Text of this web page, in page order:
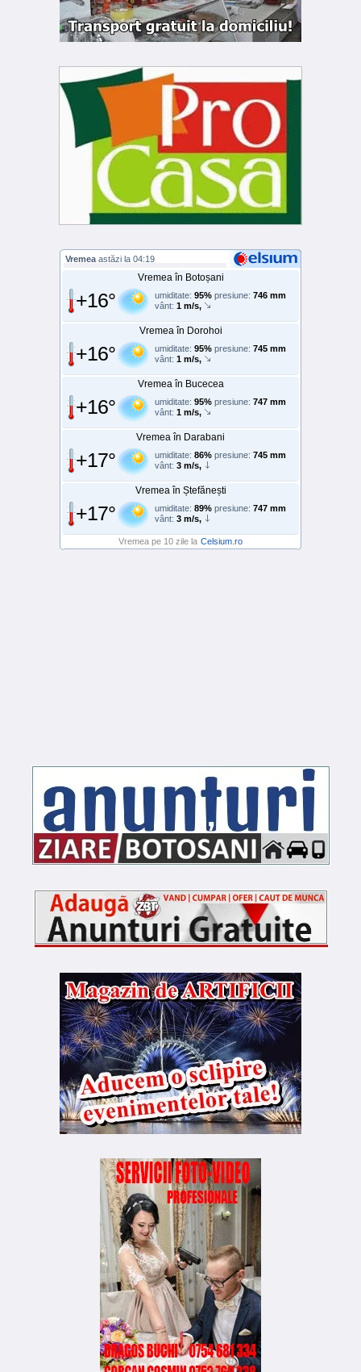
Vremea astăzi la 04:19
Vremea în Botoșani
+16° umiditate: 95% presiune: 746 mm
vânt: 1 m/s,
Vremea în Dorohoi
+16° umiditate: 95% presiune: 745 mm
vânt: 1 m/s,
Vremea în Bucecea
+16° umiditate: 95% presiune: 747 mm
vânt: 1 m/s,
Vremea în Darabani
+17° umiditate: 86% presiune: 745 mm
vânt: 3 m/s,
Vremea în Ștefănești
+17° umiditate: 89% presiune: 747 mm
vânt: 3 m/s,
Vremea pe 10 zile la Celsium.ro